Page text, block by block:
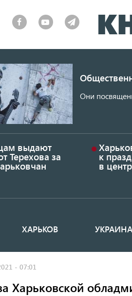
Они
выдают
Терехова за к
в
ХАРЬКОВ УКРАИНА
- 07:01
Харьковской